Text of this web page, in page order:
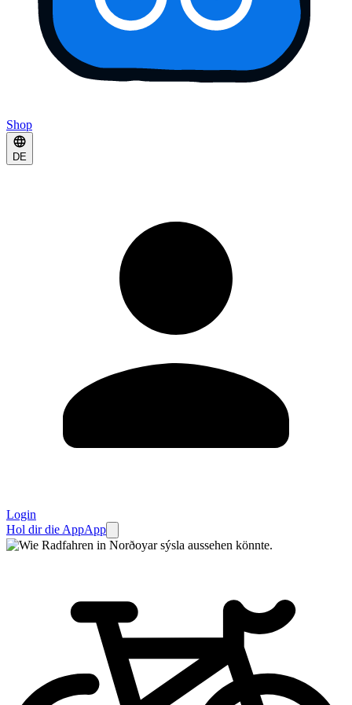
Shop
DE
Login
Hol dir die AppApp